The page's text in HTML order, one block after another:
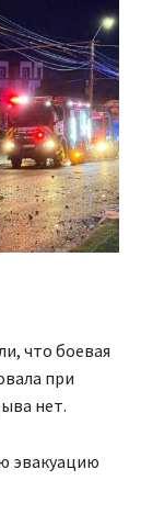
что боевая
при
нет.
эвакуацию